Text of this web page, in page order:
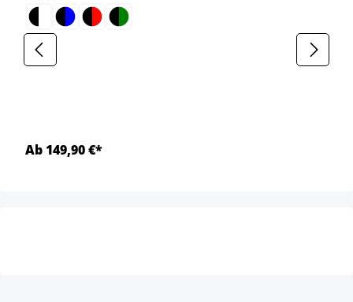
Ab 149,90 €*